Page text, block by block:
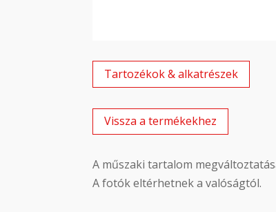
Tartozékok & alkatrészek
Vissza a termékekhez
A műszaki tartalom
A fotók eltérhetnek a valóságtól.